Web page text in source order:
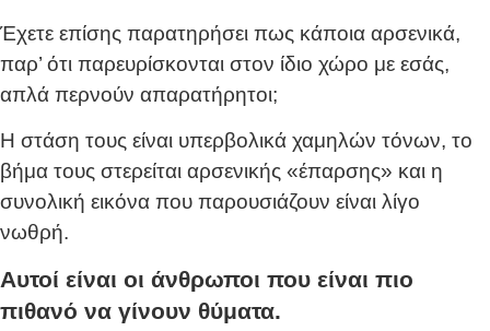
Έχετε επίσης παρατηρήσει πως κάποια αρσενικά,
παρ’ ότι παρευρίσκονται στον ίδιο χώρο με εσάς,
απλά περνούν απαρατήρητοι;
Η στάση τους είναι υπερβολικά χαμηλών τόνων, το
βήμα τους στερείται αρσενικής «έπαρσης» και η
συνολική εικόνα που παρουσιάζουν είναι λίγο
νωθρή.
Αυτοί είναι οι άνθρωποι που είναι πιο
πιθανό να γίνουν θύματα.